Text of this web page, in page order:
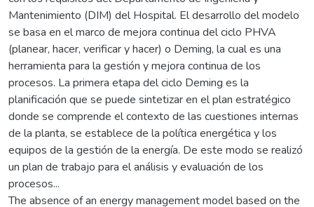
Mantenimiento (DIM) del Hospital. El desarrollo del modelo
se basa en el marco de mejora continua del ciclo PHVA
(planear, hacer, verificar y hacer) o Deming, la cual es una
herramienta para la gestión y mejora continua de los
procesos. La primera etapa del ciclo Deming es la
planificación que se puede sintetizar en el plan estratégico
donde se comprende el contexto de las cuestiones internas
de la planta, se establece de la política energética y los
equipos de la gestión de la energía. De este modo se realizó
un plan de trabajo para el análisis y evaluación de los
procesos...
The absence of an energy management model based on the